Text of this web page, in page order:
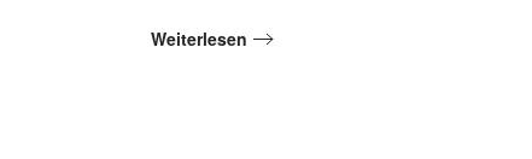
Weiterlesen